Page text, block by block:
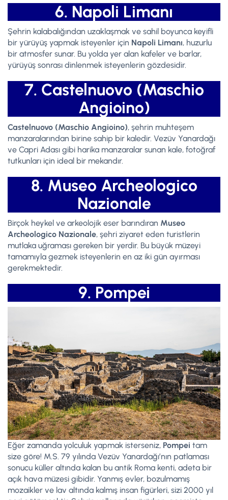
6. Napoli Limanı
Şehrin kalabalığından uzaklaşmak ve sahil boyunca keyifli
bir yürüyüş yapmak isteyenler için Napoli Limanı, huzurlu
bir atmosfer sunar. Bu yolda yer alan kafeler ve barlar,
yürüyüş sonrası dinlenmek isteyenlerin gözdesidir.
7. Castelnuovo (Maschio
Angioino)
Castelnuovo (Maschio Angioino), şehrin muhteşem
manzaralarından birine sahip bir kaledir. Vezüv Yanardağı
ve Capri Adası gibi harika manzaralar sunan kale, fotoğraf
tutkunları için ideal bir mekandır.
8. Museo Archeologico
Nazionale
Birçok heykel ve arkeolojik eser barındıran Museo
Archeologico Nazionale, şehri ziyaret eden turistlerin
mutlaka uğraması gereken bir yerdir. Bu büyük müzeyi
tamamıyla gezmek isteyenlerin en az iki gün ayırması
gerekmektedir.
9. Pompei
Eğer zamanda yolculuk yapmak isterseniz, Pompei tam
size göre! M.S. 79 yılında Vezüv Yanardağı’nın patlaması
sonucu küller altında kalan bu antik Roma kenti, adeta bir
açık hava müzesi gibidir. Yanmış evler, bozulmamış
mozaikler ve lav altında kalmış insan figürleri, sizi 2000 yıl